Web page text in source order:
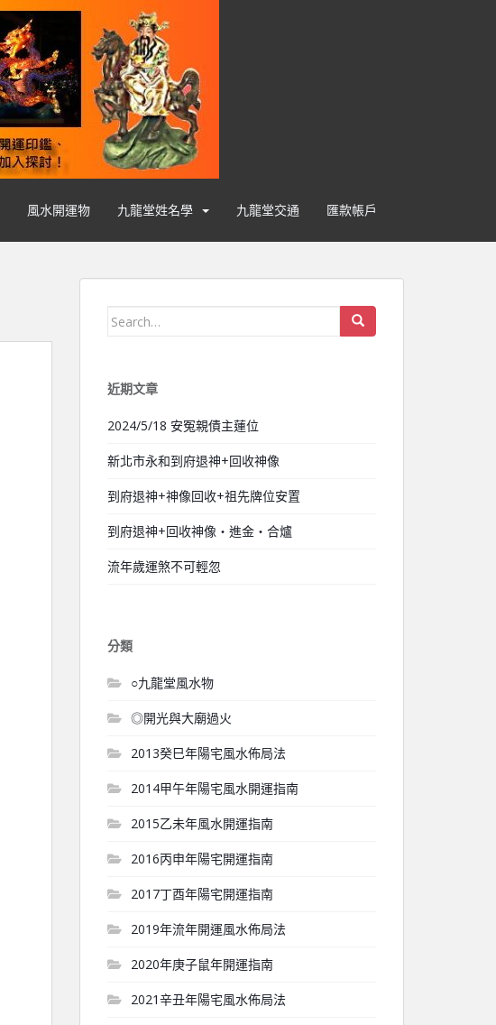
風水開運物 九龍堂姓名學 九龍堂交通 匯款帳戶
Search for:
近期文章
2024/5/18 安冤親債主蓮位
新北市永和到府退神+回收神像
到府退神+神像回收+祖先牌位安置
到府退神+回收神像‧進金‧合爐
流年歲運煞不可輕忽
分類
○九龍堂風水物
◎開光與大廟過火
2013癸巳年陽宅風水佈局法
2014甲午年陽宅風水開運指南
2015乙未年風水開運指南
2016丙申年陽宅開運指南
2017丁酉年陽宅開運指南
2019年流年開運風水佈局法
2020年庚子鼠年開運指南
2021辛丑年陽宅風水佈局法